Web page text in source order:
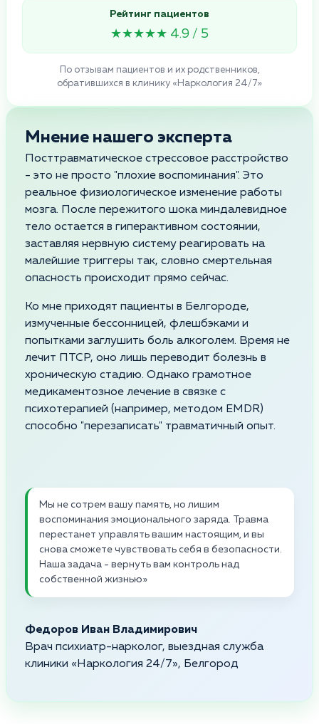
Рейтинг пациентов
★★★★★ 4.9 / 5
По отзывам пациентов и их родственников,
обратившихся в клинику «Наркология 24/7»
Мнение нашего эксперта
Посттравматическое стрессовое расстройство
- это не просто "плохие воспоминания". Это
реальное физиологическое изменение работы
мозга. После пережитого шока миндалевидное
тело остается в гиперактивном состоянии,
заставляя нервную систему реагировать на
малейшие триггеры так, словно смертельная
опасность происходит прямо сейчас.
Ко мне приходят пациенты в Белгороде,
измученные бессонницей, флешбэками и
попытками заглушить боль алкоголем. Время не
лечит ПТСР, оно лишь переводит болезнь в
хроническую стадию. Однако грамотное
медикаментозное лечение в связке с
психотерапией (например, методом EMDR)
способно "перезаписать" травматичный опыт.
Мы не сотрем вашу память, но лишим
воспоминания эмоционального заряда. Травма
перестанет управлять вашим настоящим, и вы
снова сможете чувствовать себя в безопасности.
Наша задача - вернуть вам контроль над
собственной жизнью»
Федоров Иван Владимирович
Врач психиатр-нарколог, выездная служба
клиники «Наркология 24/7», Белгород